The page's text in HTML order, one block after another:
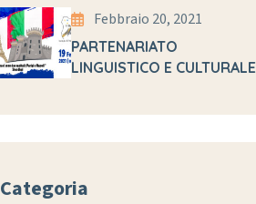
Febbraio 20, 2021
PARTENARIATO
LINGUISTICO E CULTURALE
Categoria